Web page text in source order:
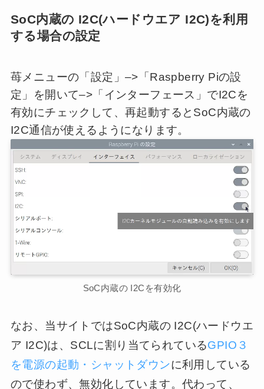
SoC内蔵の I2C(ハードウエア I2C)を利用
する場合の設定
苺メニューの「設定」–>「Raspberry Piの設
定」を開いて–>「インターフェース」でI2Cを
有効にチェックして、再起動するとSoC内蔵の
I2C通信が使えるようになります。
SoC内蔵の I2Cを有効化
なお、当サイトではSoC内蔵の I2C(ハードウエ
ア I2C)は、SCLに割り当てられているGPIO３
を電源の起動・シャットダウンに利用している
ので使わず、無効化しています。代わって、